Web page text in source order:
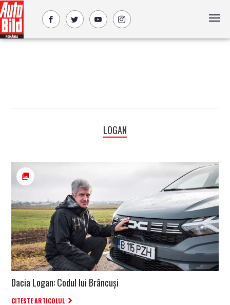
LOGAN
Dacia Logan: Codul lui Brâncuși
CITESTE ARTICOLUL